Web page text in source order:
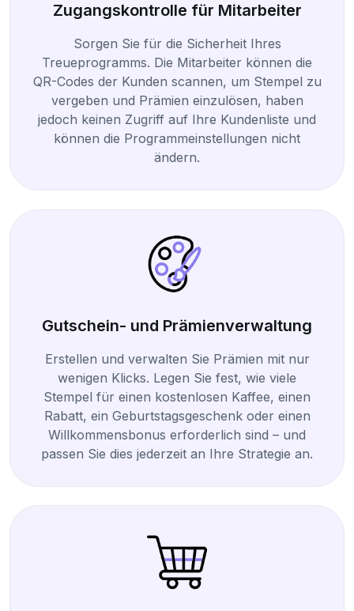
Zugangskontrolle für Mitarbeiter
Sorgen Sie für die Sicherheit Ihres
Treueprogramms. Die Mitarbeiter können die
QR-Codes der Kunden scannen, um Stempel zu
vergeben und Prämien einzulösen, haben
jedoch keinen Zugriff auf Ihre Kundenliste und
können die Programmeinstellungen nicht
ändern.
Gutschein- und Prämienverwaltung
Erstellen und verwalten Sie Prämien mit nur
wenigen Klicks. Legen Sie fest, wie viele
Stempel für einen kostenlosen Kaffee, einen
Rabatt, ein Geburtstagsgeschenk oder einen
Willkommensbonus erforderlich sind – und
passen Sie dies jederzeit an Ihre Strategie an.